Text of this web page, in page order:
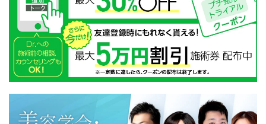
・閲覧記録等から趣味・嗜好を分析した情報を使用して
の広告に利用するため
・お問い合わせ又はご意見の内容確認及びその対応のた
め
・患者様のサービス利用状況の分析及び症例研究のため
・広告、宣伝、マーケティングのため